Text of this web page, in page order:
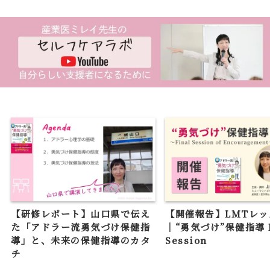
【研修レポート】山口県で伝え
た「アドラー流勇気づけ保健指
導」と、未来の保健指導のカタ
チ
【開催報告】LMTレ
｜“勇気づけ”保健指
Session